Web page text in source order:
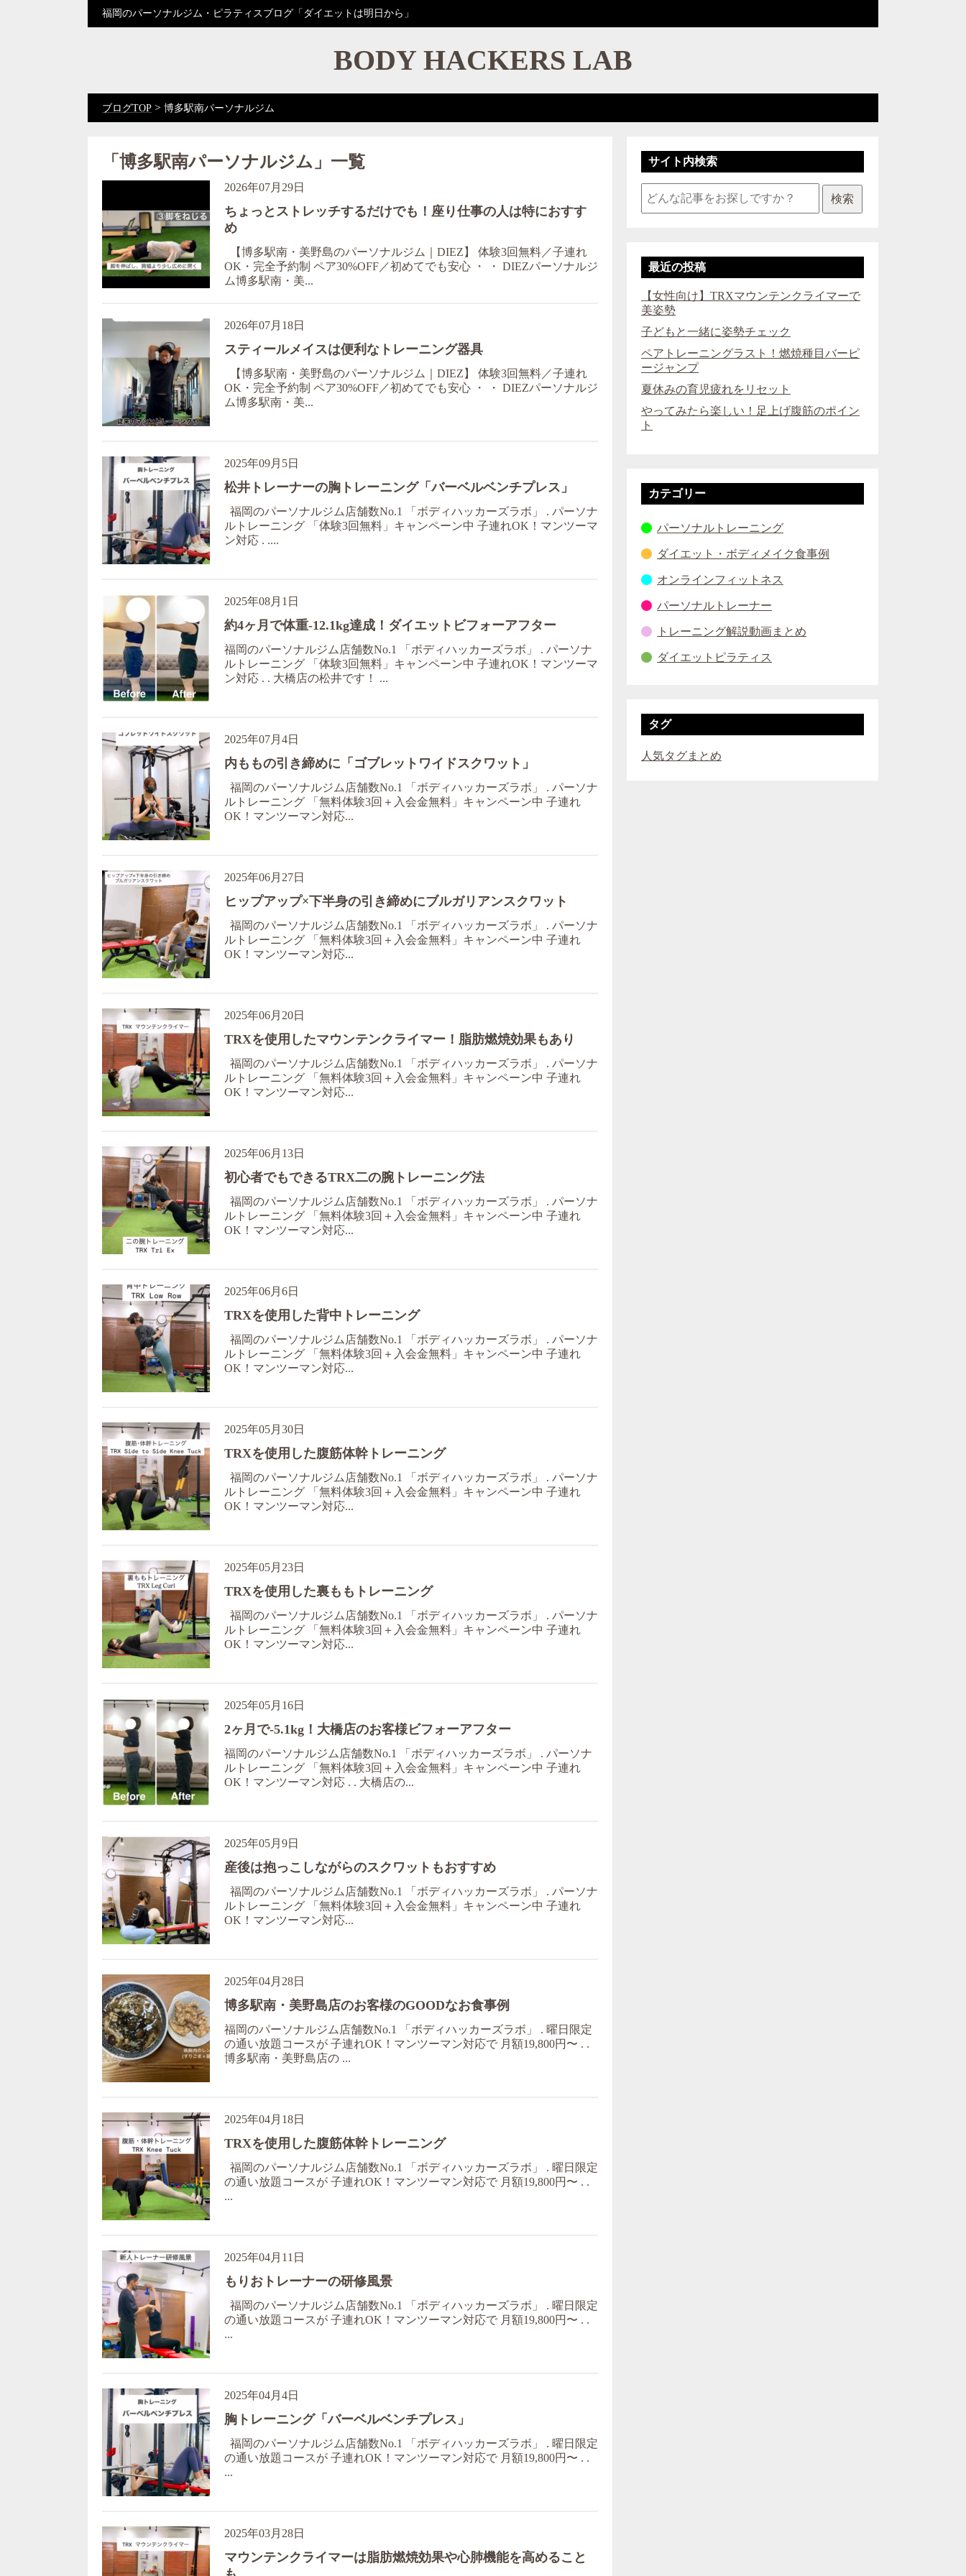
福岡のパーソナルジム・ピラティスブログ「ダイエットは明日から」
BODY HACKERS LAB
ブログTOP > 博多駅南パーソナルジム
「博多駅南パーソナルジム」一覧
2026年07月29日
ちょっとストレッチするだけでも！座り仕事の人は特におすす
め
【博多駅南・美野島のパーソナルジム｜DIEZ】 体験3回無料／子連れ
OK・完全予約制 ペア30%OFF／初めてでも安心 ・ ・ DIEZパーソナルジ
ム博多駅南・美...
2026年07月18日
スティールメイスは便利なトレーニング器具
【博多駅南・美野島のパーソナルジム｜DIEZ】 体験3回無料／子連れ
OK・完全予約制 ペア30%OFF／初めてでも安心 ・ ・ DIEZパーソナルジ
ム博多駅南・美...
2025年09月5日
松井トレーナーの胸トレーニング「バーベルベンチプレス」
福岡のパーソナルジム店舗数No.1 「ボディハッカーズラボ」 . パーソナ
ルトレーニング 「体験3回無料」キャンペーン中 子連れOK！マンツーマ
ン対応 . ....
2025年08月1日
約4ヶ月で体重-12.1kg達成！ダイエットビフォーアフター
福岡のパーソナルジム店舗数No.1 「ボディハッカーズラボ」 . パーソナ
ルトレーニング 「体験3回無料」キャンペーン中 子連れOK！マンツーマ
ン対応 . . 大橋店の松井です！ ...
2025年07月4日
内ももの引き締めに「ゴブレットワイドスクワット」
福岡のパーソナルジム店舗数No.1 「ボディハッカーズラボ」 . パーソナ
ルトレーニング 「無料体験3回＋入会金無料」キャンペーン中 子連れ
OK！マンツーマン対応...
2025年06月27日
ヒップアップ×下半身の引き締めにブルガリアンスクワット
福岡のパーソナルジム店舗数No.1 「ボディハッカーズラボ」 . パーソナ
ルトレーニング 「無料体験3回＋入会金無料」キャンペーン中 子連れ
OK！マンツーマン対応...
2025年06月20日
TRXを使用したマウンテンクライマー！脂肪燃焼効果もあり
福岡のパーソナルジム店舗数No.1 「ボディハッカーズラボ」 . パーソナ
ルトレーニング 「無料体験3回＋入会金無料」キャンペーン中 子連れ
OK！マンツーマン対応...
2025年06月13日
初心者でもできるTRX二の腕トレーニング法
福岡のパーソナルジム店舗数No.1 「ボディハッカーズラボ」 . パーソナ
ルトレーニング 「無料体験3回＋入会金無料」キャンペーン中 子連れ
OK！マンツーマン対応...
2025年06月6日
TRXを使用した背中トレーニング
福岡のパーソナルジム店舗数No.1 「ボディハッカーズラボ」 . パーソナ
ルトレーニング 「無料体験3回＋入会金無料」キャンペーン中 子連れ
OK！マンツーマン対応...
2025年05月30日
TRXを使用した腹筋体幹トレーニング
福岡のパーソナルジム店舗数No.1 「ボディハッカーズラボ」 . パーソナ
ルトレーニング 「無料体験3回＋入会金無料」キャンペーン中 子連れ
OK！マンツーマン対応...
2025年05月23日
TRXを使用した裏ももトレーニング
福岡のパーソナルジム店舗数No.1 「ボディハッカーズラボ」 . パーソナ
ルトレーニング 「無料体験3回＋入会金無料」キャンペーン中 子連れ
OK！マンツーマン対応...
2025年05月16日
2ヶ月で-5.1kg！大橋店のお客様ビフォーアフター
福岡のパーソナルジム店舗数No.1 「ボディハッカーズラボ」 . パーソナ
ルトレーニング 「無料体験3回＋入会金無料」キャンペーン中 子連れ
OK！マンツーマン対応 . . 大橋店の...
2025年05月9日
産後は抱っこしながらのスクワットもおすすめ
福岡のパーソナルジム店舗数No.1 「ボディハッカーズラボ」 . パーソナ
ルトレーニング 「無料体験3回＋入会金無料」キャンペーン中 子連れ
OK！マンツーマン対応...
2025年04月28日
博多駅南・美野島店のお客様のGOODなお食事例
福岡のパーソナルジム店舗数No.1 「ボディハッカーズラボ」 . 曜日限定
の通い放題コースが 子連れOK！マンツーマン対応で 月額19,800円〜 . .
博多駅南・美野島店の ...
2025年04月18日
TRXを使用した腹筋体幹トレーニング
福岡のパーソナルジム店舗数No.1 「ボディハッカーズラボ」 . 曜日限定
の通い放題コースが 子連れOK！マンツーマン対応で 月額19,800円〜 . .
...
2025年04月11日
もりおトレーナーの研修風景
福岡のパーソナルジム店舗数No.1 「ボディハッカーズラボ」 . 曜日限定
の通い放題コースが 子連れOK！マンツーマン対応で 月額19,800円〜 . .
...
2025年04月4日
胸トレーニング「バーベルベンチプレス」
福岡のパーソナルジム店舗数No.1 「ボディハッカーズラボ」 . 曜日限定
の通い放題コースが 子連れOK！マンツーマン対応で 月額19,800円〜 . .
...
2025年03月28日
マウンテンクライマーは脂肪燃焼効果や心肺機能を高めること
サイト内検索
検索
最近の投稿
【女性向け】TRXマウンテンクライマーで
美姿勢
子どもと一緒に姿勢チェック
ペアトレーニングラスト！燃焼種目バーピ
ージャンプ
夏休みの育児疲れをリセット
やってみたら楽しい！足上げ腹筋のポイン
ト
カテゴリー
パーソナルトレーニング
ダイエット・ボディメイク食事例
オンラインフィットネス
パーソナルトレーナー
トレーニング解説動画まとめ
ダイエットピラティス
タグ
人気タグまとめ